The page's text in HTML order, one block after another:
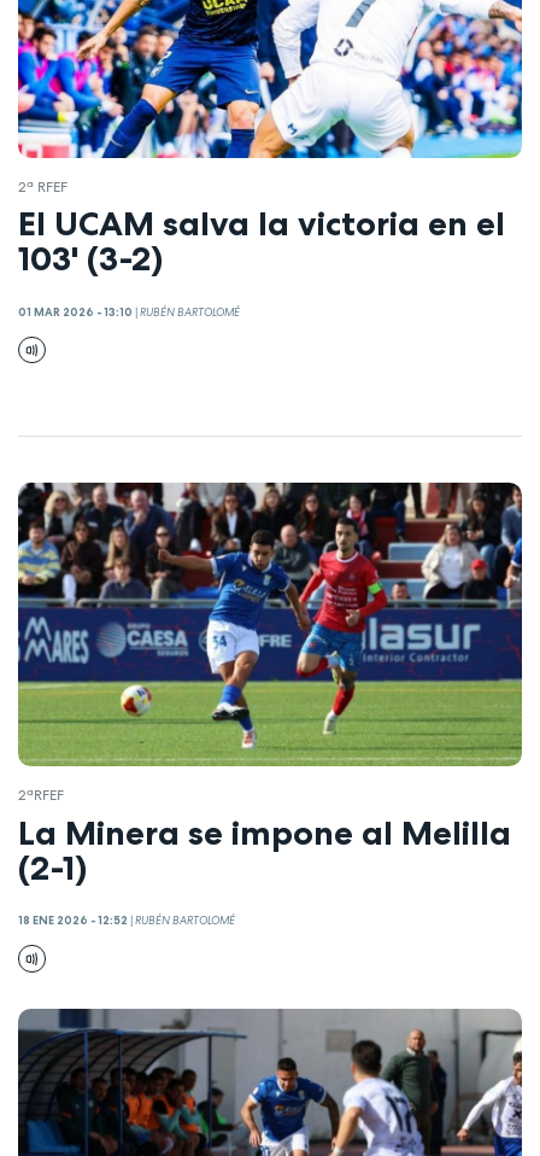
2ª RFEF
El UCAM salva la victoria en el
103' (3-2)
01 MAR 2026 - 13:10 |RUBÉN BARTOLOMÉ
2ªRFEF
La Minera se impone al Melilla
(2-1)
18 ENE 2026 - 12:52 |RUBÉN BARTOLOMÉ